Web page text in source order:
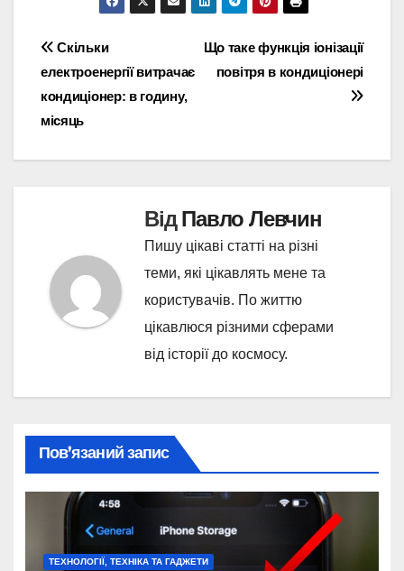
Навігація
записів
Що таке функція іонізації
повітря в кондиціонері
Скільки
електроенергії витрачає
кондиціонер: в годину,
місяць
ВідПавло Левчин
Пишу цікаві статті на різні
теми, які цікавлять мене та
користувачів. По життю
цікавлюся різними сферами
від історії до космосу.
Пов’язаний запис
ТЕХНОЛОГІЇ, ТЕХНІКА ТА ГАДЖЕТИ